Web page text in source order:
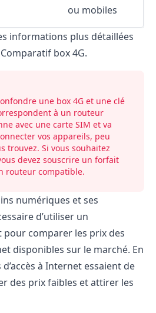
ou mobiles
informations plus détaillées
Comparatif box 4G.
une box 4G et une clé
à un routeur
avec une carte SIM et va
vos appareils, peu
trouvez. Si vous souhaitez
devez souscrire un forfait
routeur compatible.
numériques et ses
d’utiliser un
comparer les prix des
disponibles sur le marché. En
à Internet essaient de
des prix faibles et attirer les